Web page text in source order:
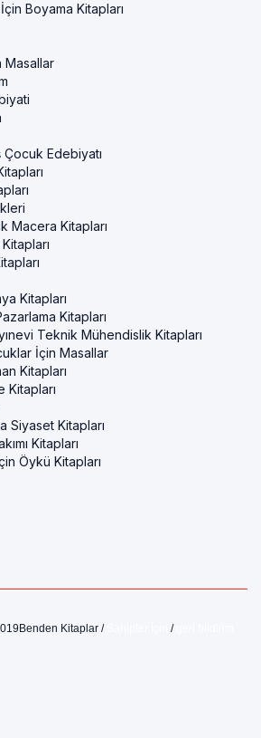
İçin Boyama Kitapları
Masallar
Çocuk Edebiyatı
Macera Kitapları
Kitapları
Kitapları
Teknik Mühendislik Kitapları
İçin Masallar
Kitapları
Kitapları
Siyaset Kitapları
Kitapları
Öykü Kitapları
Kitaplar / /